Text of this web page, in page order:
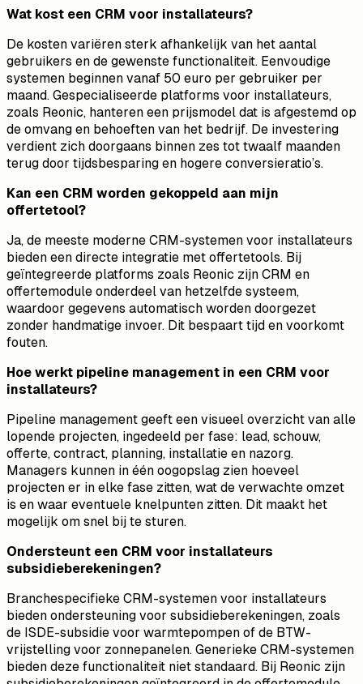
Wat kost een CRM voor installateurs?
De kosten variëren sterk afhankelijk van het aantal
gebruikers en de gewenste functionaliteit. Eenvoudige
systemen beginnen vanaf 50 euro per gebruiker per
maand. Gespecialiseerde platforms voor installateurs,
zoals Reonic, hanteren een prijsmodel dat is afgestemd op
de omvang en behoeften van het bedrijf. De investering
verdient zich doorgaans binnen zes tot twaalf maanden
terug door tijdsbesparing en hogere conversieratio’s.
Kan een CRM worden gekoppeld aan mijn
offertetool?
Ja, de meeste moderne CRM-systemen voor installateurs
bieden een directe integratie met offertetools. Bij
geïntegreerde platforms zoals Reonic zijn CRM en
offertemodule onderdeel van hetzelfde systeem,
waardoor gegevens automatisch worden doorgezet
zonder handmatige invoer. Dit bespaart tijd en voorkomt
fouten.
Hoe werkt pipeline management in een CRM voor
installateurs?
Pipeline management geeft een visueel overzicht van alle
lopende projecten, ingedeeld per fase: lead, schouw,
offerte, contract, planning, installatie en nazorg.
Managers kunnen in één oogopslag zien hoeveel
projecten er in elke fase zitten, wat de verwachte omzet
is en waar eventuele knelpunten zitten. Dit maakt het
mogelijk om snel bij te sturen.
Ondersteunt een CRM voor installateurs
subsidieberekeningen?
Branchespecifieke CRM-systemen voor installateurs
bieden ondersteuning voor subsidieberekeningen, zoals
de ISDE-subsidie voor warmtepompen of de BTW-
vrijstelling voor zonnepanelen. Generieke CRM-systemen
bieden deze functionaliteit niet standaard. Bij Reonic zijn